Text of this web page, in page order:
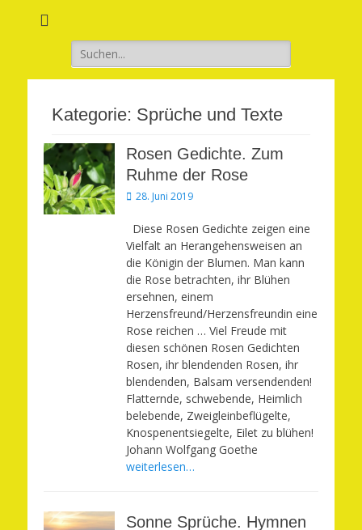
Suchen
nach:
Kategorie: Sprüche und Texte
Rosen Gedichte. Zum
Ruhme der Rose
Veröffentlicht
28. Juni 2019
Diese Rosen Gedichte zeigen eine
Vielfalt an Herangehensweisen an
die Königin der Blumen. Man kann
die Rose betrachten, ihr Blühen
ersehnen, einem
Herzensfreund/Herzensfreundin eine
Rose reichen … Viel Freude mit
diesen schönen Rosen Gedichten
Rosen, ihr blendenden Rosen, ihr
blendenden, Balsam versendenden!
Flatternde, schwebende, Heimlich
belebende, Zweigleinbeflügelte,
Knospenentsiegelte, Eilet zu blühen!
Johann Wolfgang Goethe
weiterlesen…
Sonne Sprüche. Hymnen